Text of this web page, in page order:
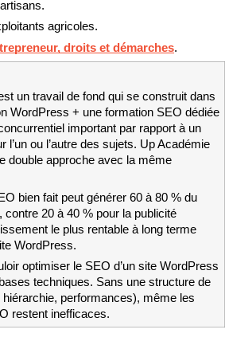
agricoles.
droits et démarches.
un travail de fond qui se construit dans
WordPress + une formation SEO dédiée
important par rapport à un
l’un ou l’autre des sujets. Up Académie
double approche avec la même
bien fait peut générer 60 à 80 % du
contre 20 à 40 % pour la publicité
le plus rentable à long terme
WordPress.
optimiser le SEO d’un site WordPress
techniques. Sans une structure de
performances), même les
restent inefficaces.